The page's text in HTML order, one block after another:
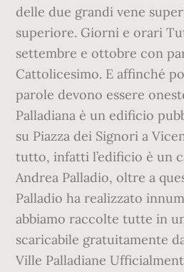
delle due grandi vene
superiore. Giorni e orari
settembre e ottobre con
Cattolicesimo. E affinché
parole devono essere
Palladiana è un edificio
su Piazza dei Signori a
tutto, infatti l’edificio è un
Andrea Palladio, oltre a
Palladio ha realizzato
abbiamo raccolte tutte in
scaricabile gratuitamente
Ville Palladiane